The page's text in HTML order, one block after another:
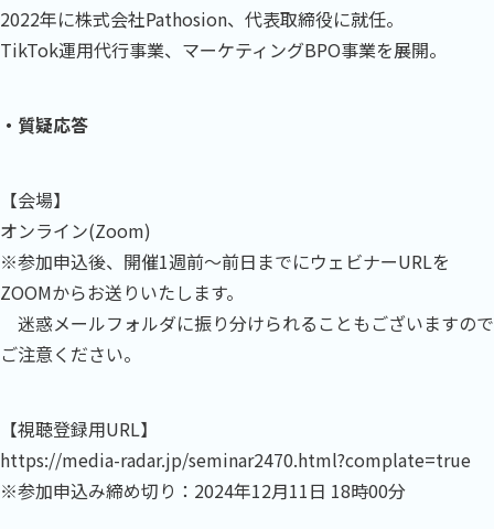
2022年に株式会社Pathosion、代表取締役に就任。
TikTok運用代行事業、マーケティングBPO事業を展開。
・質疑応答
【会場】
オンライン(Zoom)
※参加申込後、開催1週前～前日までにウェビナーURLを
ZOOMからお送りいたします。
迷惑メールフォルダに振り分けられることもございますので
ご注意ください。
【視聴登録用URL】
https://media-radar.jp/seminar2470.html?complate=true
※参加申込み締め切り：2024年12月11日 18時00分